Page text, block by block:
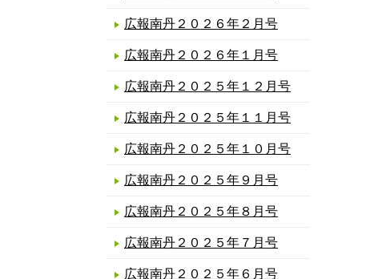
広報南丹２０２６年２月号
広報南丹２０２６年１月号
広報南丹２０２５年１２月号
広報南丹２０２５年１１月号
広報南丹２０２５年１０月号
広報南丹２０２５年９月号
広報南丹２０２５年８月号
広報南丹２０２５年７月号
広報南丹２０２５年６月号